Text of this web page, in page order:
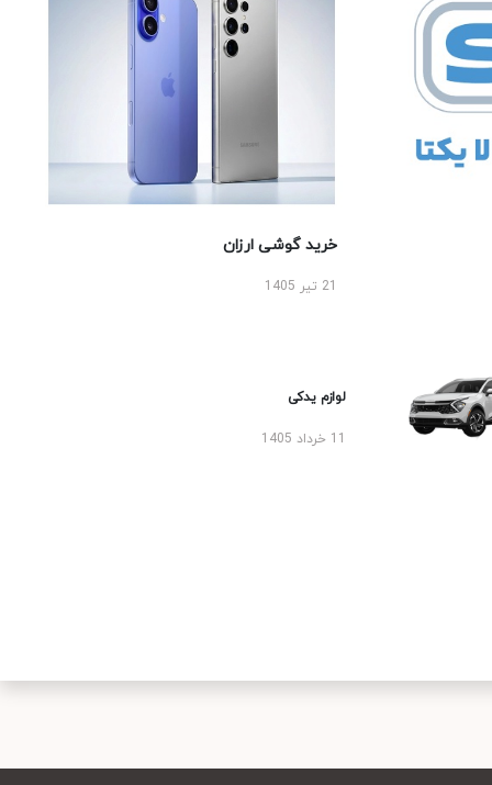
خرید گوشی ارزان
لوازم یدکی